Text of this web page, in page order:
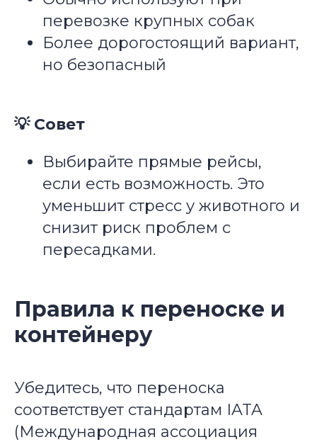
перевозке крупных собак
Более дорогостоящий вариант,
но безопасный
💡 Совет
Выбирайте прямые рейсы,
если есть возможность. Это
уменьшит стресс у животного и
снизит риск проблем с
пересадками.
Правила к переноске и
контейнеру
Убедитесь, что переноска
соответствует стандартам IATA
(Международная ассоциация